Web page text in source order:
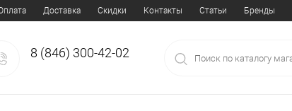
Доставка Скидки Контакты Статьи Бренды
8 (846) 300-42-02